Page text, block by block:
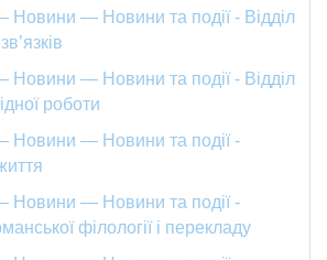
Новини — Новини та події - Відділ
Новини — Новини та події - Відділ
роботи
Новини — Новини та події -
Новини — Новини та події -
філології і перекладу